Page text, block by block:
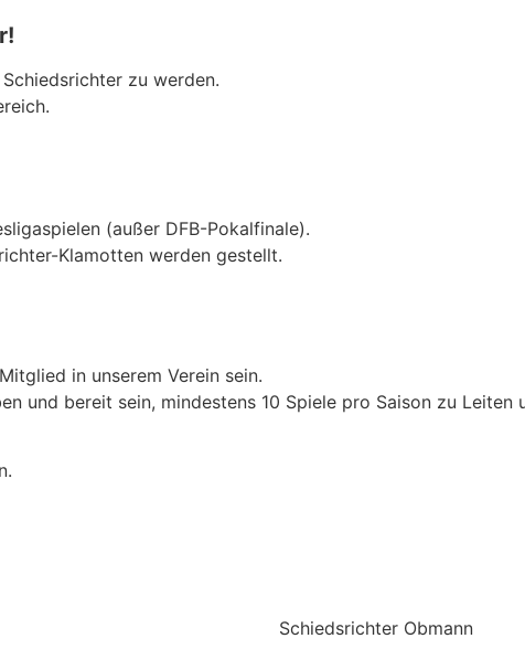
zu werden.
(außer DFB-Pokalfinale).
Klamotten werden gestellt.
in unserem Verein sein.
und bereit sein, mindestens 10 Spiele pro Saison zu
Schiedsrichter Obmann